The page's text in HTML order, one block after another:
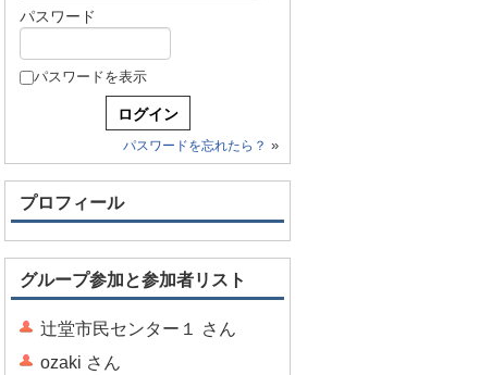
パスワード
パスワードを表示
パスワードを忘れたら？ »
プロフィール
グループ参加と参加者リスト
辻堂市民センター１ さん
ozaki さん